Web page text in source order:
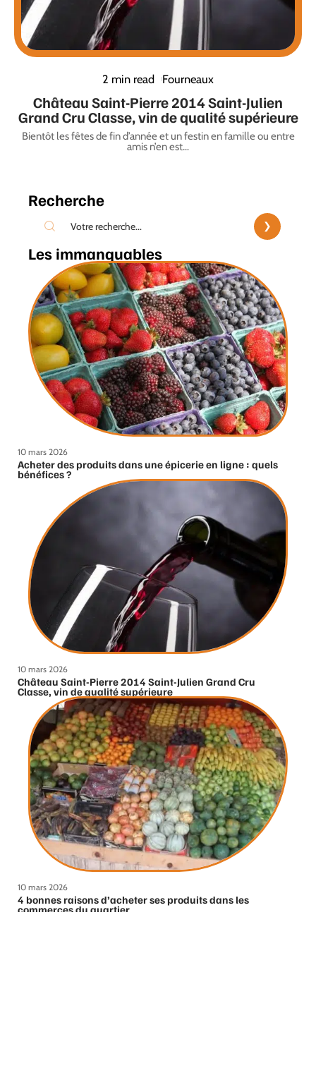
2 min read Fourneaux
Château Saint-Pierre 2014 Saint-Julien
Grand Cru Classe, vin de qualité supérieure
Bientôt les fêtes de fin d’année et un festin en famille ou entre
amis n’en est…
Recherche
Les immanquables
10 mars 2026
Acheter des produits dans une épicerie en ligne : quels
bénéfices ?
10 mars 2026
Château Saint-Pierre 2014 Saint-Julien Grand Cru
Classe, vin de qualité supérieure
10 mars 2026
4 bonnes raisons d’acheter ses produits dans les
commerces du quartier